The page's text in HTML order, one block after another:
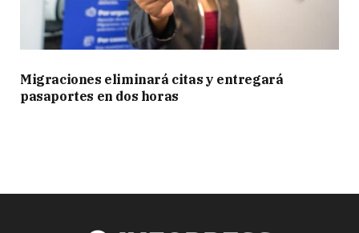
Migraciones eliminará citas y entregará
pasaportes en dos horas